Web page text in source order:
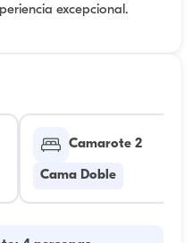
excepcional.
Camarote 2
Cama Doble